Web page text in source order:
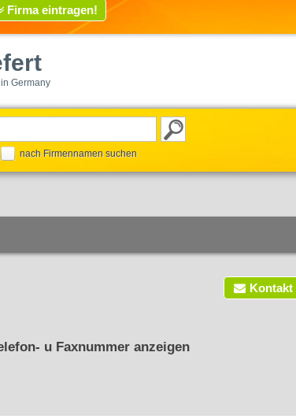
Firma eintragen!
Germany
nach Firmennamen suchen
Kontakt
u Faxnummer anzeigen